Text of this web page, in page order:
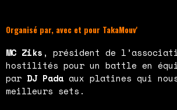
Organisé par, avec et pour TakaMouv'
MC Ziks , président de
hostilités pour un battle en
par DJ Pada aux platines qui
meilleurs sets.